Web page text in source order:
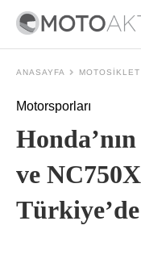
ANASAYFA
Motorsporları
ve
Türkiye’de